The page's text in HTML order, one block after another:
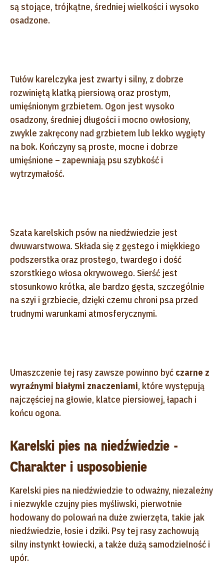
są stojące, trójkątne, średniej wielkości i wysoko
osadzone.
Tułów karelczyka jest zwarty i silny, z dobrze
rozwiniętą klatką piersiową oraz prostym,
umięśnionym grzbietem. Ogon jest wysoko
osadzony, średniej długości i mocno owłosiony,
zwykle zakręcony nad grzbietem lub lekko wygięty
na bok. Kończyny są proste, mocne i dobrze
umięśnione – zapewniają psu szybkość i
wytrzymałość.
Szata karelskich psów na niedźwiedzie jest
dwuwarstwowa. Składa się z gęstego i miękkiego
podszerstka oraz prostego, twardego i dość
szorstkiego włosa okrywowego. Sierść jest
stosunkowo krótka, ale bardzo gęsta, szczególnie
na szyi i grzbiecie, dzięki czemu chroni psa przed
trudnymi warunkami atmosferycznymi.
Umaszczenie tej rasy zawsze powinno być czarne z
wyraźnymi białymi znaczeniami, które występują
najczęściej na głowie, klatce piersiowej, łapach i
końcu ogona.
Karelski pies na niedźwiedzie -
Charakter i usposobienie
Karelski pies na niedźwiedzie to odważny, niezależny
i niezwykle czujny pies myśliwski, pierwotnie
hodowany do polowań na duże zwierzęta, takie jak
niedźwiedzie, łosie i dziki. Psy tej rasy zachowują
silny instynkt łowiecki, a także dużą samodzielność i
upór.